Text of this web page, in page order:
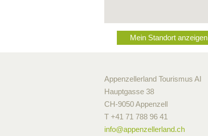
Mein Standort anzeigen
Appenzellerland Tourismus AI
Hauptgasse 38
CH-9050 Appenzell
T +41 71 788 96 41
info@appenzellerland.ch